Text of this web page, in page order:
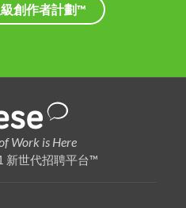
級創作者計劃™
Work is Here
新世代招聘平台™